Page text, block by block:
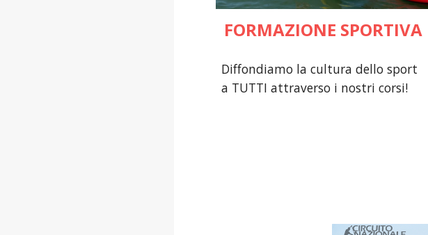
FORMAZIONE SPORTIVA
Diffondiamo la cultura dello sport
a TUTTI attraverso i nostri corsi!